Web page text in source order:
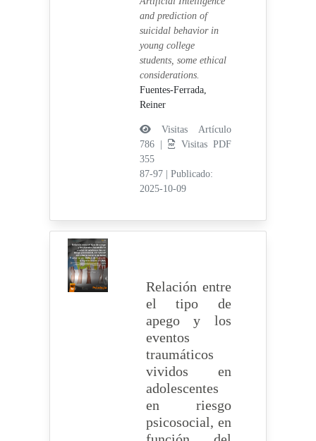
and prediction of
suicidal behavior in
young college
students, some ethical
considerations.
Fuentes-Ferrada,
Reiner
Visitas Artículo
786 |
Visitas PDF
355
87-97
Publicado:
2025-10-09
Relación entre
el tipo de
apego y los
eventos
traumáticos
vividos en
adolescentes
en riesgo
psicosocial, en